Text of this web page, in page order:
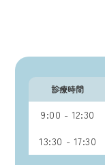
診療時間
9:00 - 12:30
13:30 - 17:30